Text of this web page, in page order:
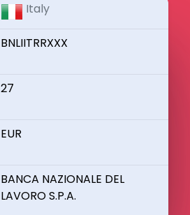
Italy
BNLIITRRXXX
27
EUR
BANCA NAZIONALE DEL
LAVORO S.P.A.